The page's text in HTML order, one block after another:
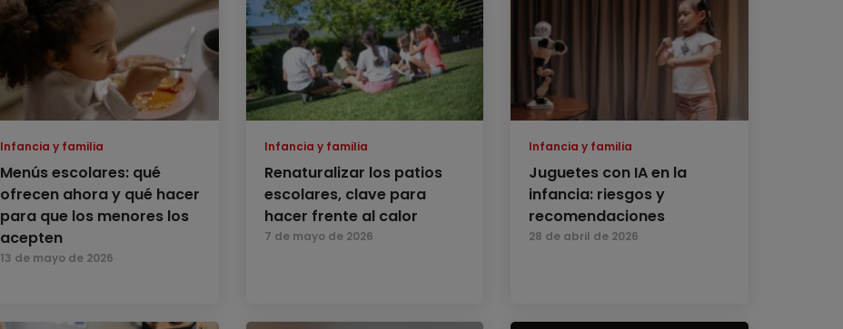
Infancia y familia
Menús escolares: qué
ofrecen ahora y qué hacer
para que los menores los
acepten
13 de mayo de 2026
Infancia y familia
Renaturalizar los patios
escolares, clave para
hacer frente al calor
7 de mayo de 2026
Infancia y familia
Juguetes con IA en la
infancia: riesgos y
recomendaciones
28 de abril de 2026